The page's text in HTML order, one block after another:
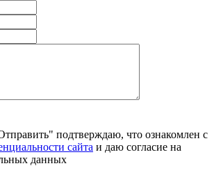
подтверждаю, что ознакомлен с
сайта и даю согласие на
данных